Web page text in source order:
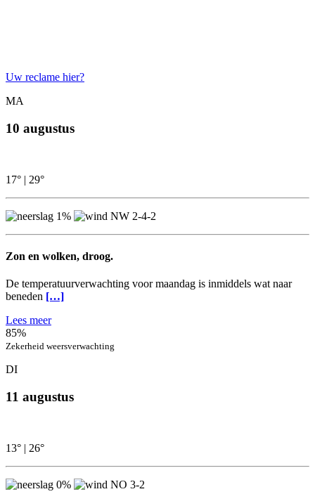
Uw reclame hier?
MA
10 augustus
17° | 29°
1% NW 2-4-2
Zon en wolken, droog.
De temperatuurverwachting voor maandag is inmiddels wat naar
beneden […]
Lees meer
85%
Zekerheid weersverwachting
DI
11 augustus
13° | 26°
0% NO 3-2